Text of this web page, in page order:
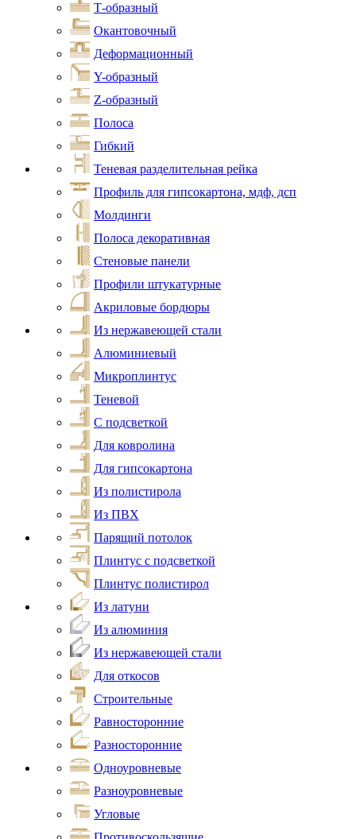
Т-образный
Окантовочный
Деформационный
Y-образный
Z-образный
Полоса
Гибкий
Теневая разделительная рейка
Профиль для гипсокартона, мдф, дсп
Молдинги
Полоса декоративная
Стеновые панели
Профили штукатурные
Акриловые бордюры
Из нержавеющей стали
Алюминиевый
Микроплинтус
Теневой
С подсветкой
Для ковролина
Для гипсокартона
Из полистирола
Из ПВХ
Парящий потолок
Плинтус с подсветкой
Плинтус полистирол
Из латуни
Из алюминия
Из нержавеющей стали
Для откосов
Строительные
Равносторонние
Разносторонние
Одноуровневые
Разноуровневые
Угловые